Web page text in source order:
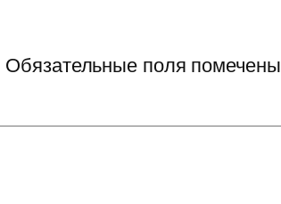
Обязательные поля помечены